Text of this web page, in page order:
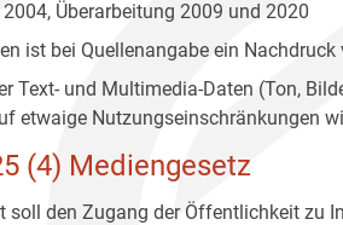
Überarbeitung 2009 und 2020
ist bei Quellenangabe ein
Text- und Multimedia-Daten (Ton,
etwaige Nutzungseinschränkungen
(4) Mediengesetz
soll den Zugang der Öffentlichkeit